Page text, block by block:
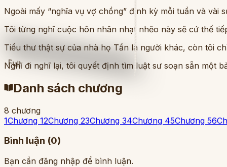
Full
Ngoài mấy “nghĩa vụ vợ chồng” định kỳ mỗi tuần và
Tôi từng nghĩ cuộc hôn nhân nhạt nhẽo này sẽ cứ thế
Tiểu thư thật sự của nhà họ Tần là người khác, còn tôi
Nghĩ đi nghĩ lại, tôi quyết định tìm luật sư soạn sẵn một
Danh sách chương
8 chương
1Chương 12Chương 23Chương 34Chương 45Chương 56
Bình luận (0)
Bạn cần đăng nhập để bình luận.